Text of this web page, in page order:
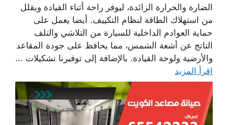
الضارة والحرارة الزائدة، ليوفر راحة أثناء القيادة ويقلل
من استهلاك الطاقة لنظام التكييف. أيضا يعمل على
حماية العوادم الداخلية للسيارة من التلاشي والتلف
الناتج عن أشعة الشمس، مما يحافظ على جودة المقاعد
والأرضية ولوحة القيادة. بالإضافة إلى توفيرنا تشكيلات ...
اقرأ المزيد